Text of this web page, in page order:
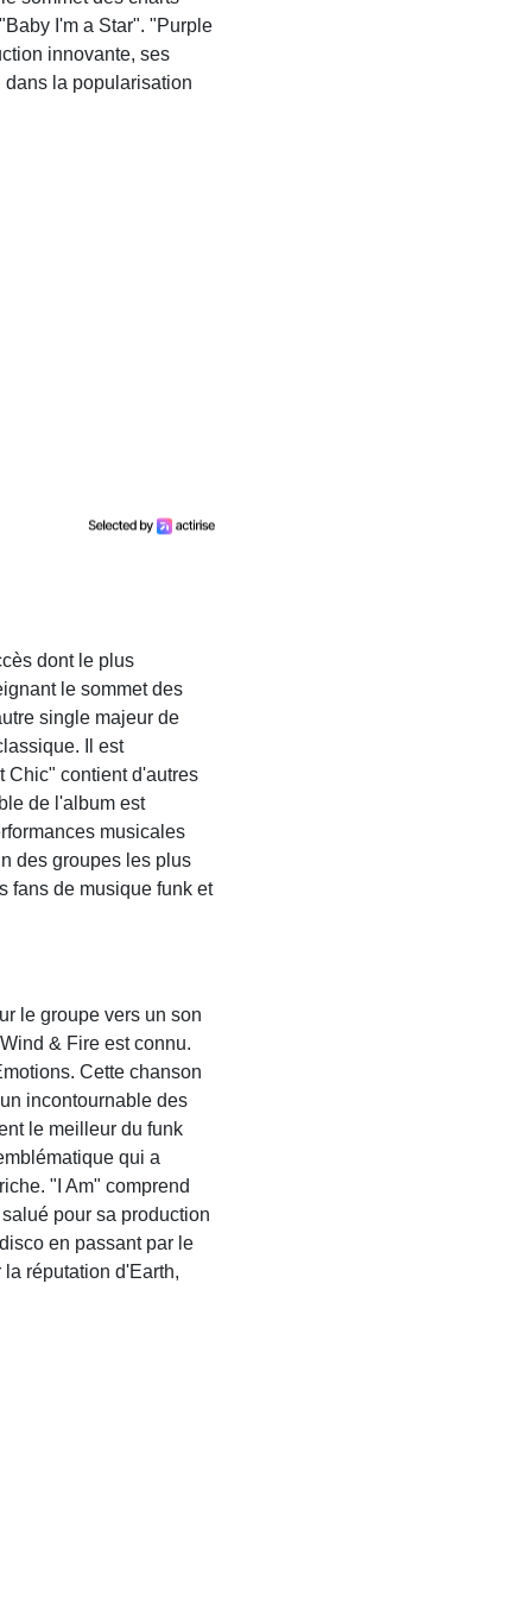
I'm a Star". "Purple
innovante, ses
la popularisation
dont le plus
le sommet des
single majeur de
Il est
Chic" contient d'autres
de l'album est
musicales
des groupes les plus
fans de musique funk et
le groupe vers un son
& Fire est connu.
Cette chanson
incontournable des
le meilleur du funk
qui a
"I Am" comprend
pour sa production
en passant par le
réputation d'Earth,